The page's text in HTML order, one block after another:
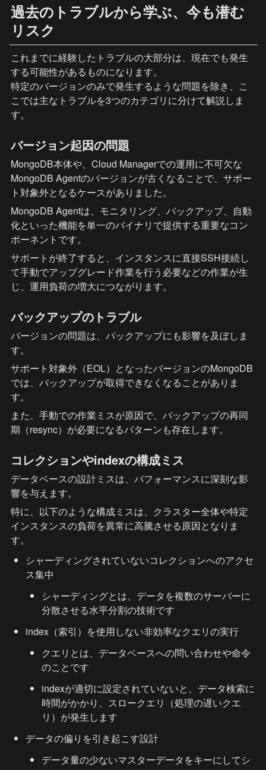
過去のトラブルから学ぶ、今も潜む
リスク
これまでに経験したトラブルの大部分は、現在でも発生
する可能性があるものになります。
特定のバージョンのみで発生するような問題を除き、こ
こでは主なトラブルを3つのカテゴリに分けて解説しま
す。
バージョン起因の問題
MongoDB本体や、Cloud Managerでの運用に不可欠な
MongoDB Agentのバージョンが古くなることで、サポー
ト対象外となるケースがありました。
MongoDB Agentは、モニタリング、バックアップ、自動
化といった機能を単一のバイナリで提供する重要なコン
ポーネントです。
サポートが終了すると、インスタンスに直接SSH接続し
て手動でアップグレード作業を行う必要などの作業が生
じ、運用負荷の増大につながります。
バックアップのトラブル
バージョンの問題は、バックアップにも影響を及ぼしま
す。
サポート対象外（EOL）となったバージョンのMongoDB
では、バックアップが取得できなくなることがありま
す。
また、手動での作業ミスが原因で、バックアップの再同
期（resync）が必要になるパターンも存在します。
コレクションやindexの構成ミス
データベースの設計ミスは、パフォーマンスに深刻な影
響を与えます。
特に、以下のような構成ミスは、クラスター全体や特定
インスタンスの負荷を異常に高騰させる原因となりま
す。
シャーディングされていないコレクションへのアクセ
ス集中
シャーディングとは、データを複数のサーバーに
分散させる水平分割の技術です
index（索引）を使用しない非効率なクエリの実行
クエリとは、データベースへの問い合わせや命令
のことです
indexが適切に設定されていないと、データ検索に
時間がかかり、スロークエリ（処理の遅いクエ
リ）が発生します
データの偏りを引き起こす設計
データ量の少ないマスターデータをキーにしてシ